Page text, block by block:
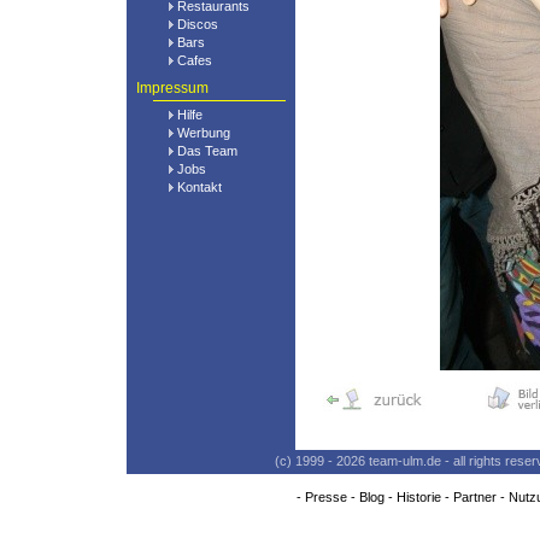
Restaurants
Discos
Bars
Cafes
Impressum
Hilfe
Werbung
Das Team
Jobs
Kontakt
(c) 1999 - 2026 team-ulm.de - all rights
- Presse- Blog- Historie- Partner-